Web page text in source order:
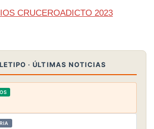
· ÚLTIMAS NOTICIAS